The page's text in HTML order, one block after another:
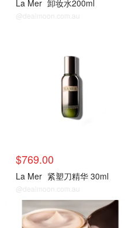
La Mer 卸妆水200ml
@dealmoon.com.au
$769.00
La Mer 紧塑刀精华 30ml
@dealmoon.com.au
热门单品